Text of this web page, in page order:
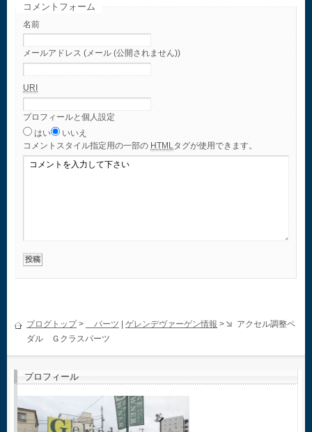
コメントフォーム
名前
メールアドレス (メール (公開されません))
URI
プロフィールと個人設定
はい
いいえ
コメント スタイル指定用の一部の HTMLタグが使用できます。
ブログトップ> パーツ ゲレンデヴァーゲン情報 >
アクセル調整ペ
ダル Ｇクラスパーツ
プロフィール